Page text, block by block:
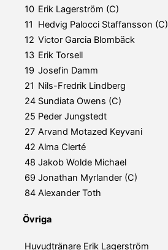
10 Erik Lagerström (C)
11
Hedvig Palocci Staffansson (C)
12 Victor Garcia Blombäck
13 Erik Torsell
19 Josefin Damm
21 Nils-Fredrik Lindberg
24 Sundiata Owens (C)
25 Peder Jungstedt
27 Arvand Motazed Keyvani
42 Alma Clerté
48 Jakob Wolde Michael
69 Jonathan Myrlander (C)
84 Alexander Toth
Övriga
Huvudtränare Erik Lagerström